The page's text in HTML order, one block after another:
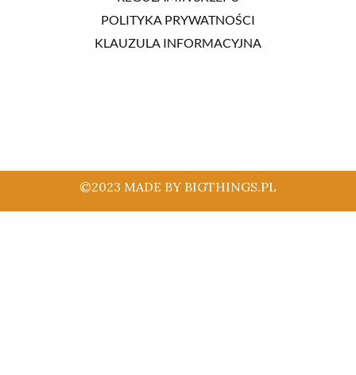
POLITYKA PRYWATNOŚCI
KLAUZULA INFORMACYJNA
©2023 MADE BY BIGTHINGS.PL